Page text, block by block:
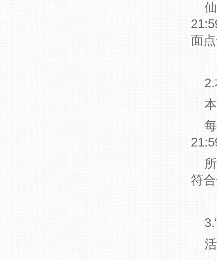
仙
面
2.
本
每
所
符
活